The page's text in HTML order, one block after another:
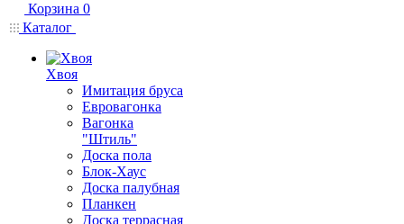
Корзина 0
Каталог
Хвоя
Имитация бруса
Евровагонка
Вагонка
"Штиль"
Доска пола
Блок-Хаус
Доска палубная
Планкен
Доска террасная